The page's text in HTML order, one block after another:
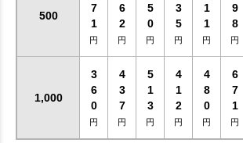
お買い物を続ける カー
500
7
1
円
6
2
円
5
0
円
3
5
円
1
1
円
9
8
円
1,000
3
6
0
円
4
3
7
円
5
1
3
円
4
1
2
円
4
8
0
円
6
7
1
円